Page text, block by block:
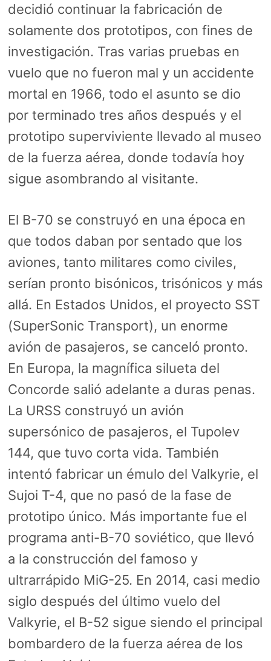
decidió continuar la fabricación de
solamente dos prototipos, con fines de
investigación. Tras varias pruebas en
vuelo que no fueron mal y un accidente
mortal en 1966, todo el asunto se dio
por terminado tres años después y el
prototipo superviviente llevado al museo
de la fuerza aérea, donde todavía hoy
sigue asombrando al visitante.
El B-70 se construyó en una época en
que todos daban por sentado que los
aviones, tanto militares como civiles,
serían pronto bisónicos, trisónicos y más
allá. En Estados Unidos, el proyecto SST
(SuperSonic Transport), un enorme
avión de pasajeros, se canceló pronto.
En Europa, la magnífica silueta del
Concorde salió adelante a duras penas.
La URSS construyó un avión
supersónico de pasajeros, el Tupolev
144, que tuvo corta vida. También
intentó fabricar un émulo del Valkyrie, el
Sujoi T-4, que no pasó de la fase de
prototipo único. Más importante fue el
programa anti-B-70 soviético, que llevó
a la construcción del famoso y
ultrarrápido MiG-25. En 2014, casi medio
siglo después del último vuelo del
Valkyrie, el B-52 sigue siendo el principal
bombardero de la fuerza aérea de los